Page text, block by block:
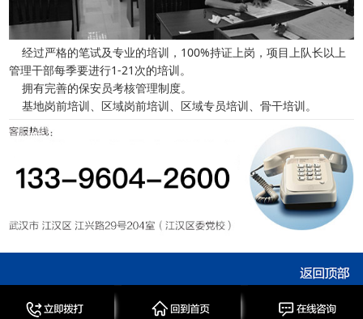
经过严格的笔试及专业的培训，100%持证上岗，项目上队长以上
管理干部每季要进行1-21次的培训。
拥有完善的保安员考核管理制度。
基地岗前培训、区域岗前培训、区域专员培训、骨干培训。